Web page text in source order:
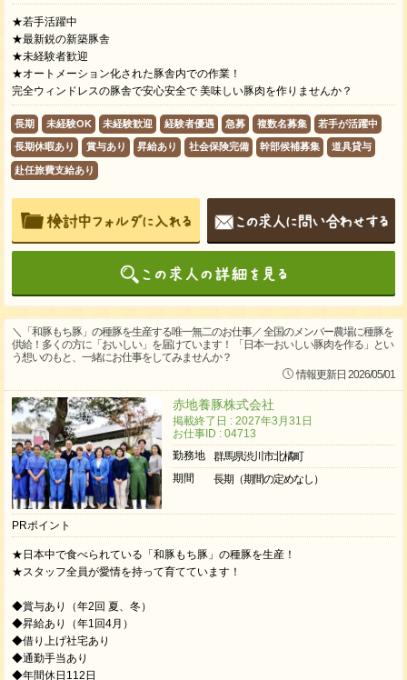
★若手活躍中
★最新鋭の新築豚舎
★未経験者歓迎
★オートメーション化された豚舎内での作業！
完全ウィンドレスの豚舎で安心安全で 美味しい豚肉を作りませんか？
長期 未経験OK 未経験歓迎 経験者優遇 急募 複数名募集 若手が活躍中
長期休暇あり 賞与あり 昇給あり 社会保険完備 幹部候補募集 道具貸与
赴任旅費支給あり
＼「和豚もち豚」の種豚を生産する唯一無二のお仕事／ 全国のメンバー農場に種豚を
供給！多くの方に「おいしい」を届けています！ 「日本一おいしい豚肉を作る」とい
う想いのもと、一緒にお仕事をしてみませんか？
情報更新日 2026/05/01
赤地養豚株式会社
掲載終了日 : 2027年3月31日
お仕事ID : 04713
勤務地
群馬県渋川市北橘町
期間
長期（期間の定めなし）
PRポイント
★日本中で食べられている「和豚もち豚」の種豚を生産！
★スタッフ全員が愛情を持って育てています！
◆賞与あり（年2回 夏、冬）
◆昇給あり（年1回4月）
◆借り上げ社宅あり
◆通勤手当あり
◆年間休日112日